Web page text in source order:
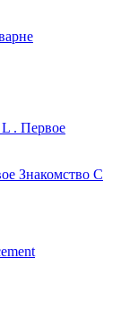
Знакомство C